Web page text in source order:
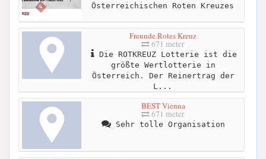
Österreichischen Roten Kreuzes
Freunde.Rotes Kreuz
671 meter
Die ROTKREUZ Lotterie ist die
größte Wertlotterie in
Österreich. Der Reinertrag der
L...
BEST Vienna
671 meter
Sehr tolle Organisation